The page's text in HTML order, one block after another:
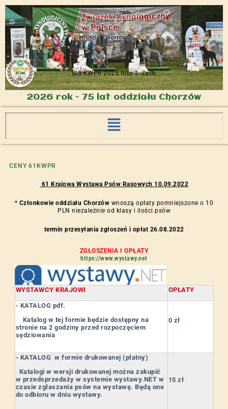
BIS KWPR 2025 foto T. Zach
2026 rok - 75 lat oddziału Chorzów
CENY 61KWPR
61 Krajowa Wystawa Psów Rasowych 10.09.2022
* Członkowie oddziału Chorzów wnoszą opłaty pomniejszone o 10
PLN niezależnie od klasy i ilości psów
termin przesyłania zgłoszeń i opłat 26.08.2022
ZGŁOSZENIA I OPŁATY
https://www.wystawy.net
WYSTAWCY KRAJOWI OPŁATY
- KATALOG pdf.
Katalog w tej formie będzie dostępny na
stronie na 2 godziny przed rozpoczęciem
sędziowania
0 zł
- KATALOG w formie drukowanej (płatny)
Katalogi w wersji drukowanej można zakupić
w przedsprzedaży w systemie wystawy.NET w
czasie zgłaszania psów na wystawę. Będą one
do odbioru w dniu wystawy.
15 zł